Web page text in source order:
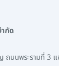
กัด
ถนนพระรามที่ 3 แ